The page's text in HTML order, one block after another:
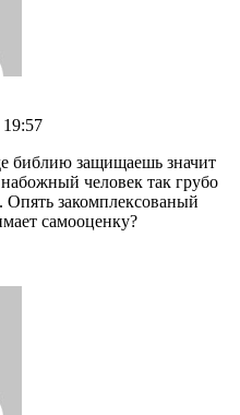
19:57
библию защищаешь значит
человек так грубо
Опять закомплексованый
самооценку?